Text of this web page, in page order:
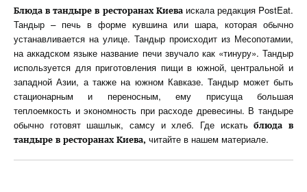
Блюда в тандыре в ресторанах Киева искала редакция PostEat.
Тандыр – печь в форме кувшина или шара, которая обычно
устанавливается на улице. Тандыр происходит из Месопотамии,
на аккадском языке название печи звучало как «тинуру». Тандыр
используется для приготовления пищи в южной, центральной и
западной Азии, а также на южном Кавказе. Тандыр может быть
стационарным и переносным, ему присуща большая
теплоемкость и экономность при расходе древесины. В тандыре
обычно готовят шашлык, самсу и хлеб. Где искатьблюда в
тандыре в ресторанах Киева, читайте в нашем материале.